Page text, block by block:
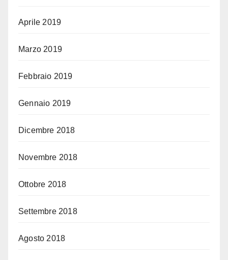
Aprile 2019
Marzo 2019
Febbraio 2019
Gennaio 2019
Dicembre 2018
Novembre 2018
Ottobre 2018
Settembre 2018
Agosto 2018